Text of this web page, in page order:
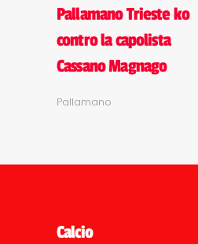
Pallamano Trieste ko
contro la capolista
Cassano Magnago
Pallamano
Calcio